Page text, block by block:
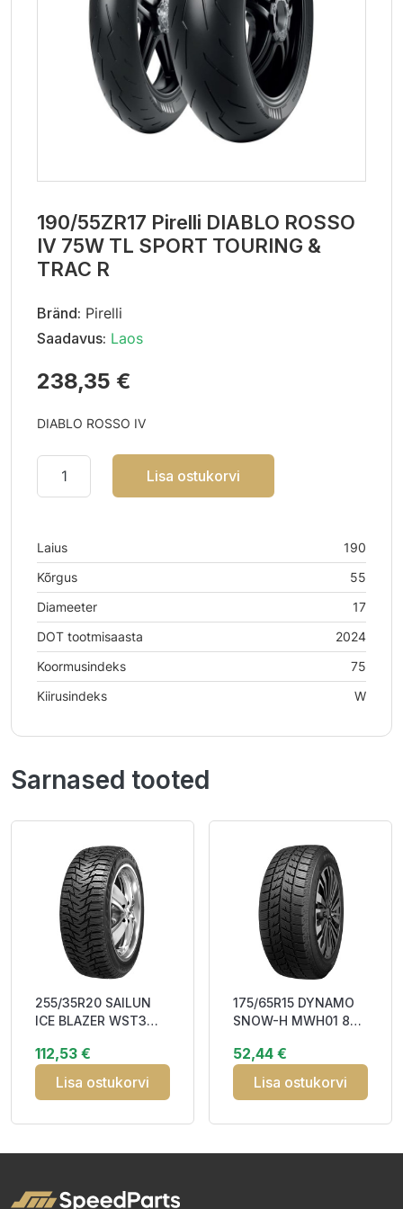
190/55ZR17 Pirelli DIABLO ROSSO
IV 75W TL SPORT TOURING &
TRAC R
Bränd: Pirelli
Saadavus: Laos
238,35 €
DIABLO ROSSO IV
Lisa ostukorvi
Laius
190
Kõrgus
55
Diameeter
17
DOT tootmisaasta
2024
Koormusindeks
75
Kiirusindeks
W
Sarnased tooted
255/35R20 SAILUN
ICE BLAZER WST3
DDB73 3PMSF
112,53 €
Lisa ostukorvi
175/65R15 DYNAMO
SNOW-H MWH01 88H
EDB70 3PMSF M+S
52,44 €
Lisa ostukorvi